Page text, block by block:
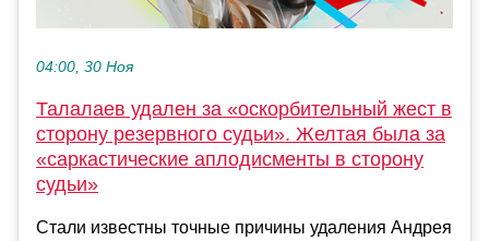
04:00, 30 Ноя
Талалаев удален за «оскорбительный жест в
сторону резервного судьи». Желтая была за
«саркастические аплодисменты в сторону
судьи»
Стали известны точные причины удаления Андрея